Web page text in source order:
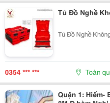
Tủ Đồ Nghề
Tủ Đồ Nghề
0354 *** *** Toàn
Quận 1: Hiếm-